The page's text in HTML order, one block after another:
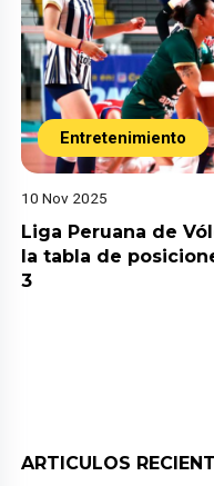
Entretenimiento
10 Nov 2025
Liga Peruana de
la tabla de
3
ARTICULOS